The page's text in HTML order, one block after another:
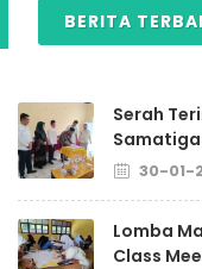
BERITA
Serah
30-01-
Lomba
Class